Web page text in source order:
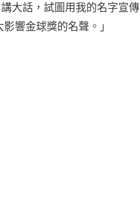
大話，試圖用我的名字宣傳
響金球獎的名聲。」